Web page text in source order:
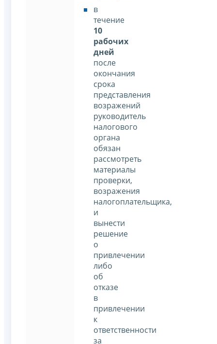
в
течение
10
рабочих
дней
после
окончания
срока
представления
возражений
руководитель
налогового
органа
обязан
рассмотреть
материалы
проверки,
возражения
налогоплательщика,
и
вынести
решение
о
привлечении
либо
об
отказе
в
привлечении
к
ответственности
за